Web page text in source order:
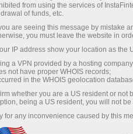
จากทาง
InstaForex จัดการแข่ง
อยู่เป็นประจำเพื่อให้ผู้
การซื้อขายของพวกเข
รับรางวัลไปจริง โดยเงิ
500,000ดอลลาร์! นอก
พรีเมี่ยม อุปกรณ์ติดต่
ท่องเที่ยวสุ
from using the services of
of funds, etc.
are seeing this message by mistake
you must leave the website in
IP address show your location as the
a VPN provided by a hosting
not have proper WHOIS records;
in the WHOIS geolocation
whether you are a US resident or not
being a US resident, you will not
for any inconvenience caused by this